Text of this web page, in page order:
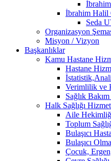
İbrahim Halil
Seda
Organizasyon
Misyon / Vizyon
Başkanlıklar
Kamu Hastane
Hastane
Verimlilik ve
Sağlık
Halk Sağlığı
Aile
Toplum
Bulaşıcı
Bulaşıcı
Çocuk,